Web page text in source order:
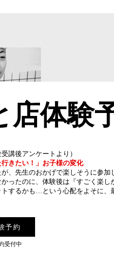
店体験
講後アンケートより）
行きたい！」お子様の変化
、先生のおかげで楽しそうに参加
かったのに、体験後は『すごく楽し
トするかも…という心配をよそに
予約
受付中